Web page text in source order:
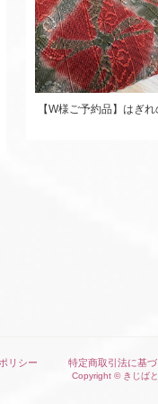
【W様ご予約品】はぎれ
リシー 特定商取引法に基
Copyright © きじば